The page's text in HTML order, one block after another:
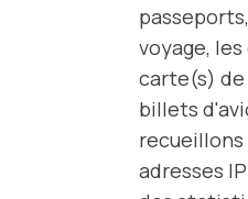
voyage,
carte(s)
billets
adresses